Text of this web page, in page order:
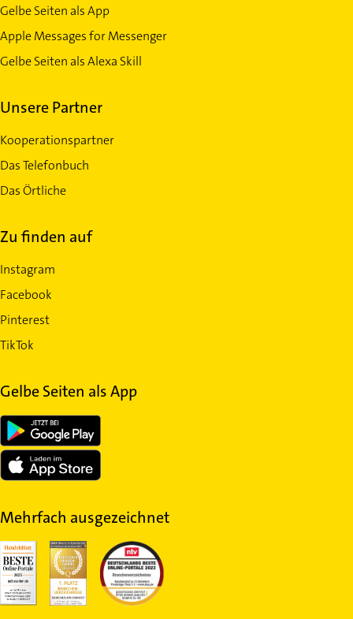
Gelbe Seiten als App
Apple Messages for Messenger
Gelbe Seiten als Alexa Skill
Unsere Partner
Kooperationspartner
Das Telefonbuch
Das Örtliche
Zu finden auf
Instagram
Facebook
Pinterest
TikTok
Gelbe Seiten als App
Mehrfach ausgezeichnet